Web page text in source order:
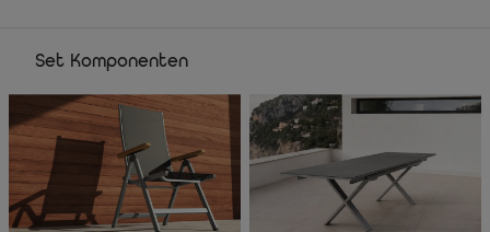
Set Komponenten